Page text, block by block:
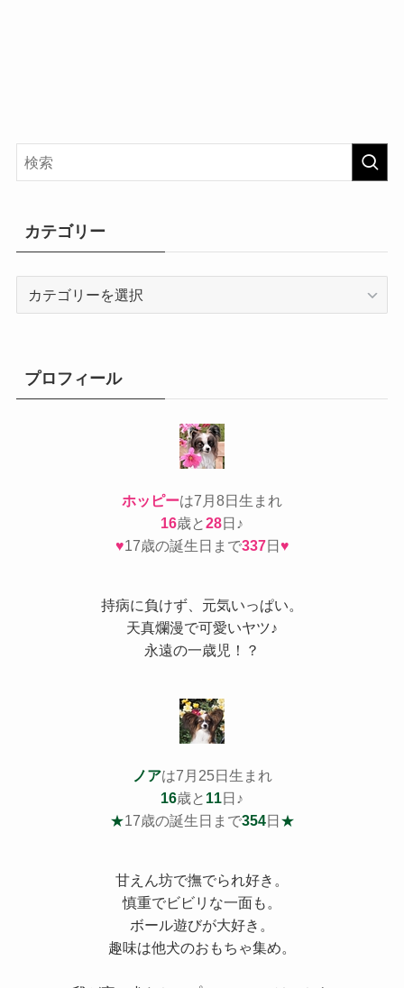
カテゴリー
ープロフィール
ホッピーは7月8日生まれ
16歳と28日♪
♥17歳の誕生日まで337日♥
持病に負けず、元気いっぱい。
天真爛漫で可愛いヤツ♪
永遠の一歳児！？
ノアは7月25日生まれ
16歳と 11日♪
★17歳の誕生日まで354日 ★
甘えん坊で撫でられ好き。
慎重でビビリな一面も。
ボール遊びが大好き。
趣味は他犬のおもちゃ集め。